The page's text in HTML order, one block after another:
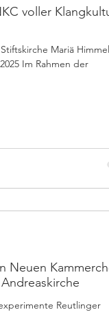
voller
Mariä
Im Rahmen der
Neuen
Reutlinger